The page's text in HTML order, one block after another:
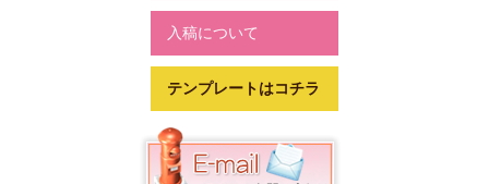
入稿について
テンプレートはコチラ